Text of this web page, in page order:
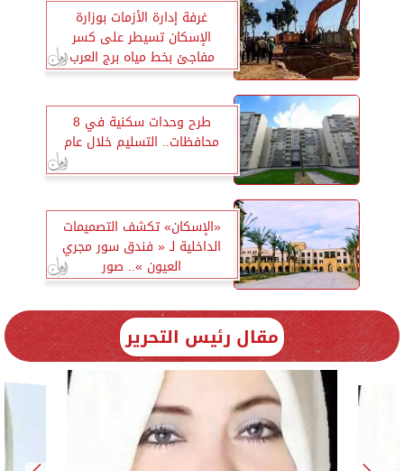
غرفة إدارة الأزمات بوزارة
الإسكان تسيطر على كسر
مفاجئ بخط مياه برج العرب
طرح وحدات سكنية في 8
محافظات.. التسليم خلال عام
«الإسكان» تكشف التصميمات
الداخلية لـ « فندق سور مجري
العيون ».. صور
مقال رئيس التحرير